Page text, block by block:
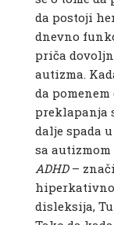
da postoji
dnevno
priča
autizma.
da
preklapanja
dalje spada
sa
ADHD–
disleksija,